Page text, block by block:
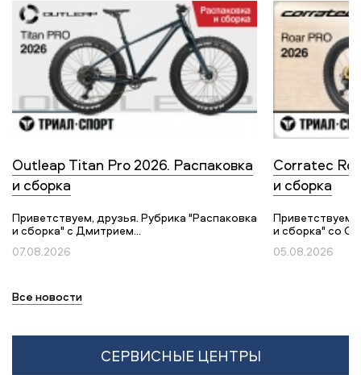
Outleap Titan Pro 2026. Распаковка
и сборка
Приветствуем, друзья. Рубрика "Распаковка
и сборка" с Дмитрием...
07.08.2026
Corratec
и сборка
Приветствуем,
и сборка" со
05.08.2026
Все новости
СЕРВИСНЫЕ ЦЕНТРЫ